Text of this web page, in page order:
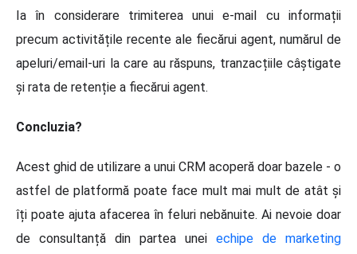
Ia în considerare trimiterea unui e-mail cu informații
precum activitățile recente ale fiecărui agent, numărul de
apeluri/email-uri la care au răspuns, tranzacțiile câștigate
și rata de retenție a fiecărui agent.
Concluzia?
Acest ghid de utilizare a unui CRM acoperă doar bazele - o
astfel de platformă poate face mult mai mult de atât și
îți poate ajuta afacerea în feluri nebănuite. Ai nevoie doar
de consultanță din partea unei echipe de marketing